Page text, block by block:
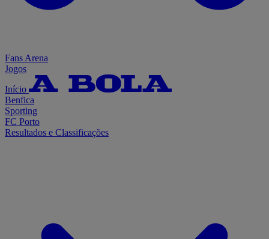
Fans Arena
Jogos
Início
Benfica
Sporting
FC Porto
Resultados e Classificações